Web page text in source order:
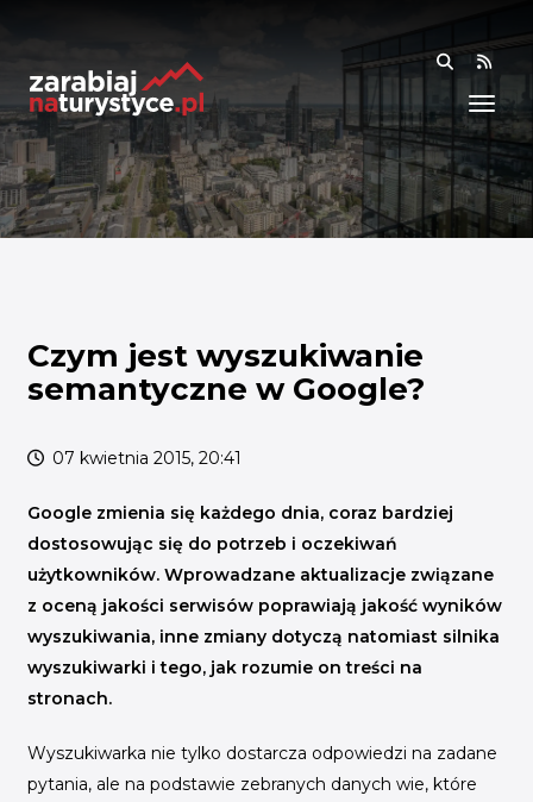
RSS
WIEDZA
ANALIZY I RAPORTY
BADANIA I DANE
AKADEMIA
SPOŁECZNOŚĆ
FINANSE I WSPARCIE
INICJATYWY BRANŻOWE
WYDARZENIA
KONFERENCJE I EVENTY
HISTORIA SUKCESU
Czym jest wyszukiwanie
semantyczne w Google?
07 kwietnia 2015, 20:41
Google zmienia się każdego dnia, coraz bardziej
dostosowując się do potrzeb i oczekiwań
użytkowników. Wprowadzane aktualizacje związane
z oceną jakości serwisów poprawiają jakość wyników
wyszukiwania, inne zmiany dotyczą natomiast silnika
wyszukiwarki i tego, jak rozumie on treści na
stronach.
Wyszukiwarka nie tylko dostarcza odpowiedzi na zadane
pytania, ale na podstawie zebranych danych wie, które